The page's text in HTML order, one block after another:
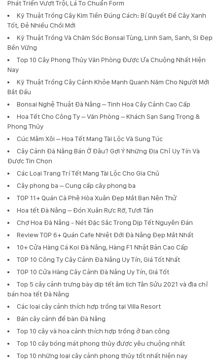
Phát Triển Vượt Trội, Lá To Chuẩn Form
Kỹ Thuật Trồng Cây Kim Tiền Đúng Cách: Bí Quyết Để Cây Xanh
Tốt, Đẻ Nhiều Chồi Mới
Kỹ Thuật Trồng Và Chăm Sóc Bonsai Tùng, Linh Sam, Sanh, Si Đẹp
Bền Vững
Top 10 Cây Phong Thủy Văn Phòng Được Ưa Chuộng Nhất Hiện
Nay
Kỹ Thuật Trồng Cây Cảnh Khỏe Mạnh Quanh Năm Cho Người Mới
Bắt Đầu
Bonsai Nghệ Thuật Đà Nẵng – Tinh Hoa Cây Cảnh Cao Cấp
Hoa Tết Cho Công Ty – Văn Phòng – Khách Sạn Sang Trọng &
Phong Thủy
Cúc Mâm Xôi – Hoa Tết Mang Tài Lộc Và Sung Túc
Cây Cảnh Đà Nẵng Bán Ở Đâu? Gợi Ý Những Địa Chỉ Uy Tín Và
Được Tin Chọn
Các Loại Trang Trí Tết Mang Tài Lộc Cho Gia Chủ
Cây phong ba – Cung cấp cây phong ba
TOP 11+ Quán Cà Phê Hòa Xuân Đẹp Mắt Bạn Nên Thử
Hoa tết Đà Nẵng – Đón Xuân Rực Rỡ, Tươi Tắn
Chợ Hoa Đà Nẵng - Nét Đặc Sắc Trong Dịp Tết Nguyên Đán
Review TOP 6+ Quán Cafe Nhiệt Đới Đà Nẵng Đẹp Mắt Nhất
10+ Cửa Hàng Cá Koi Đà Nẵng, Hàng F1 Nhật Bản Cao Cấp
TOP 10 Công Ty Cây Cảnh Đà Nẵng Uy Tín, Giá Tốt Nhất
TOP 10 Cửa Hàng Cây Cảnh Đà Nẵng Uy Tín, Giá Tốt
Top 5 cây cảnh trưng bày dịp tết âm lịch Tân Sửu 2021 và địa chỉ
bán hoa tết Đà Nẵng
Các loại cây cảnh thích hợp trồng tại Villa Resort
Bán cây cảnh để bàn Đà Nẵng
Top 10 cây và hoa cảnh thích hợp trồng ở ban công
Top 10 cây bóng mát phong thủy được yêu chuộng nhất
Top 10 những loại cây cảnh phong thủy tốt nhất hiện nay